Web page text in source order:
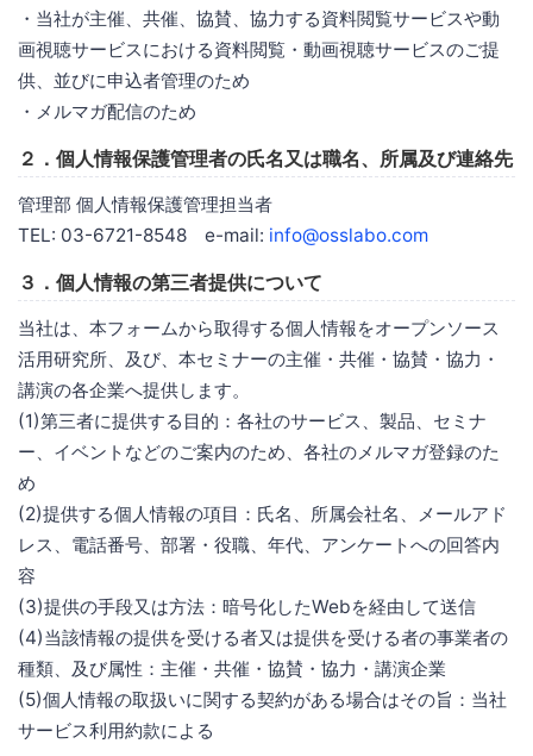
・当社が主催、共催、協賛、協力する資料閲覧サービスや動
画視聴サービスにおける資料閲覧・動画視聴サービスのご提
供、並びに申込者管理のため
・メルマガ配信のため
２．個人情報保護管理者の氏名又は職名、所属及び連絡先
管理部 個人情報保護管理担当者
TEL: 03-6721-8548 e-mail: info@osslabo.com
３．個人情報の第三者提供について
当社は、本フォームから取得する個人情報をオープンソース
活用研究所、及び、本セミナーの主催・共催・協賛・協力・
講演の各企業へ提供します。
(1)第三者に提供する目的：各社のサービス、製品、セミナ
ー、イベントなどのご案内のため、各社のメルマガ登録のた
め
(2)提供する個人情報の項目：氏名、所属会社名、メールアド
レス、電話番号、部署・役職、年代、アンケートへの回答内
容
(3)提供の手段又は方法：暗号化したWebを経由して送信
(4)当該情報の提供を受ける者又は提供を受ける者の事業者の
種類、及び属性：主催・共催・協賛・協力・講演企業
(5)個人情報の取扱いに関する契約がある場合はその旨：当社
サービス利用約款による